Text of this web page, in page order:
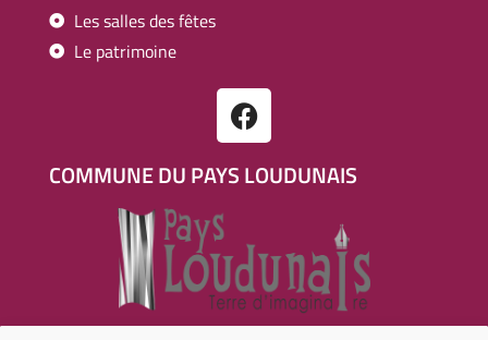
Les salles des fêtes
Le patrimoine
COMMUNE DU PAYS LOUDUNAIS